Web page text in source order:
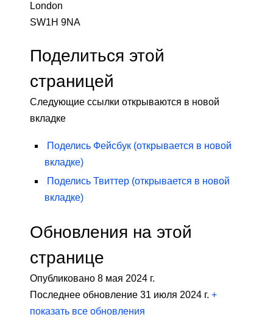
London
SW1H 9NA
Поделиться этой
страницей
Следующие ссылки открываются в новой
вкладке
Поделись Фейсбук (открывается в новой
вкладке)
Поделись Твиттер (открывается в новой
вкладке)
Обновления на этой
странице
Опубликовано 8 мая 2024 г.
Последнее обновление 31 июля 2024 г. +
показать все обновления